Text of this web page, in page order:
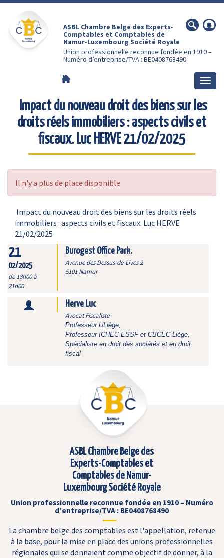
ASBL Chambre Belge des Experts-
Comptables et Comptables de
Namur-Luxembourg Société Royale
Union professionnelle reconnue fondée en 1910 –
Numéro d’entreprise/TVA : BE0408768490
Impact du nouveau droit des biens sur les
droits réels immobiliers : aspects civils et
fiscaux. Luc HERVE 21/02/2025
Il n'y a plus de place disponible
Impact du nouveau droit des biens sur les droits réels
immobiliers : aspects civils et fiscaux. Luc HERVE
21/02/2025
21
02/2025
de 18h00 à
21h00
Burogest Office Park.
Avenue des Dessus-de-Lives 2
5101 Namur
Herve Luc
Avocat Fiscaliste
Professeur ULiège,
Professeur ICHEC-ESSF et CBCEC Liège,
Spécialiste en droit des sociétés et en droit
fiscal
ASBL Chambre Belge des
Experts-Comptables et
Comptables de Namur-
Luxembourg Société Royale
Union professionnelle reconnue fondée en 1910 – Numéro
d’entreprise/TVA : BE0408768490
La chambre belge des comptables est l'appellation, retenue
à la base, pour la mise en place des unions professionnelles
régionales qui se donnaient comme objectif de donner, à la